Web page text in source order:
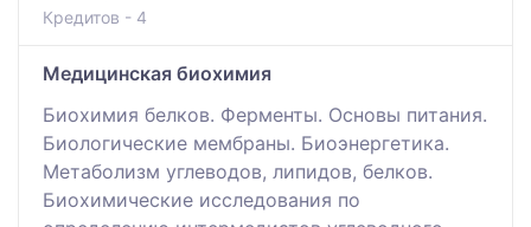
Кредитов - 4
Медицинская биохимия
Биохимия белков. Ферменты. Основы питания.
Биологические мембраны. Биоэнергетика.
Метаболизм углеводов, липидов, белков.
Биохимические исследования по